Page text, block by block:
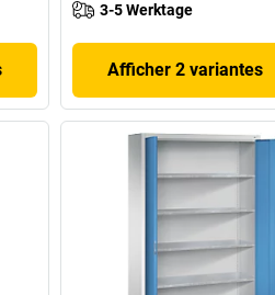
3-5 Werktage
Afficher 2 variantes